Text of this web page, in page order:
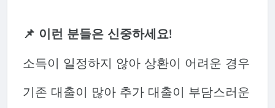
📌 이런 분들은 신중하세요!
소득이 일정하지 않아 상환이 어려운 경우
기존 대출이 많아 추가 대출이 부담스러운